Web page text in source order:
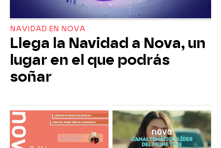
NAVIDAD EN NOVA
Llega la Navidad a Nova, un
lugar en el que podrás
soñar